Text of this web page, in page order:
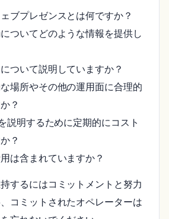
ブプレゼンスとは何ですか？
ついてどのような情報を提供し
ついて説明していますか？
場所やその他の運用面に合理的
？
説明するために定期的にコスト
？
は含まれていますか？
するにはコミットメントと努力
コミットされたオペレーターは